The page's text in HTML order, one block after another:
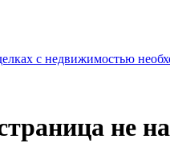
с недвижимостью
не